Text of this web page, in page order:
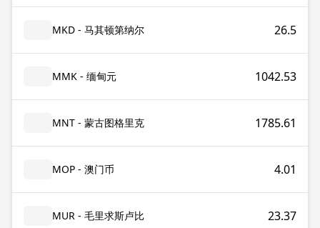
MKD - 马其顿第纳尔 26.5
MMK - 缅甸元 1042.53
MNT - 蒙古图格里克 1785.61
MOP - 澳门币 4.01
MUR - 毛里求斯卢比 23.37